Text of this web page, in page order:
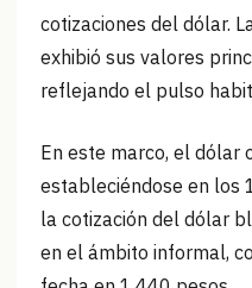
cotizaciones del dólar.
exhibió sus valores
reflejando el pulso
En este marco, el dólar
estableciéndose en los
la cotización del dólar
en el ámbito informal,